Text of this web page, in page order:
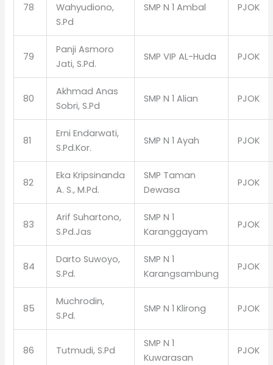
78
Wahyudiono,
S.Pd
SMP N 1 Ambal PJOK
79
Panji Asmoro
Jati, S.Pd.
SMP VIP AL-Huda PJOK
80
Akhmad Anas
Sobri, S.Pd
SMP N 1 Alian PJOK
81
Erni Endarwati,
S.Pd.Kor.
SMP N 1 Ayah PJOK
82
Eka Kripsinanda
A. S., M.Pd.
SMP Taman
Dewasa
PJOK
83
Arif Suhartono,
S.Pd.Jas
SMP N 1
Karanggayam
PJOK
84
Darto Suwoyo,
S.Pd.
SMP N 1
Karangsambung
PJOK
85
Muchrodin,
S.Pd.
SMP N 1 Klirong PJOK
86 Tutmudi, S.Pd
SMP N 1
Kuwarasan
PJOK